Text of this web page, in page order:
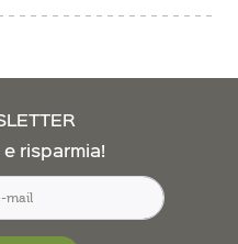
risparmia!